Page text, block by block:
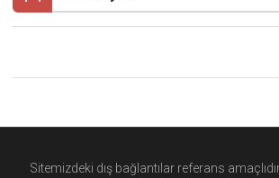
Sitemizdeki dış bağlantılar referans